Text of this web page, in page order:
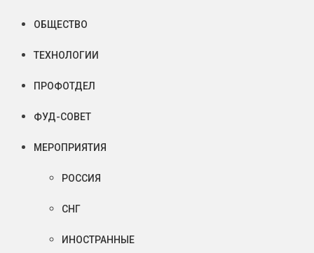
ОБЩЕСТВО
ТЕХНОЛОГИИ
ПРОФОТДЕЛ
ФУД-СОВЕТ
МЕРОПРИЯТИЯ
РОССИЯ
СНГ
ИНОСТРАННЫЕ